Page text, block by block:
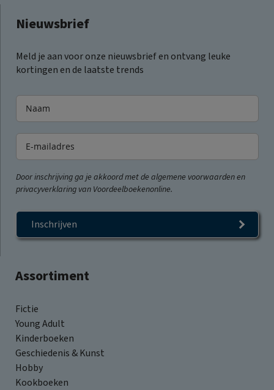
Assortiment
Fictie
Young Adult
Kinderboeken
Geschiedenis & Kunst
Hobby
Kookboeken
Nieuwsbrief
Meld je aan voor onze nieuwsbrief en ontvang leuke
kortingen en de laatste trends
Door inschrijving ga je akkoord met de algemene voorwaarden en
privacyverklaring van Voordeelboekenonline.
Inschrijven